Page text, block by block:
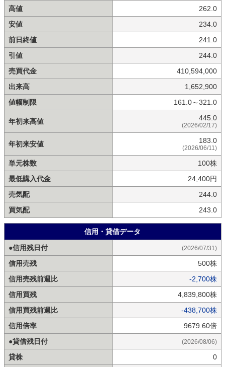
高値
262.0
安値
234.0
前日終値
241.0
引値
244.0
売買代金
410,594,000
出来高
1,652,900
値幅制限
161.0～321.0
年初来高値 445.0
(2026/02/17)
年初来安値 183.0
(2026/06/11)
単元株数
100株
最低購入代金
24,400円
売気配
244.0
買気配
243.0
信用・貸借データ
●信用残日付
(2026/07/31)
信用売残
500株
信用売残前週比
-2,700株
信用買残
4,839,800株
信用買残前週比
-438,700株
信用倍率
9679.60倍
●貸借残日付
(2026/08/06)
貸株
0